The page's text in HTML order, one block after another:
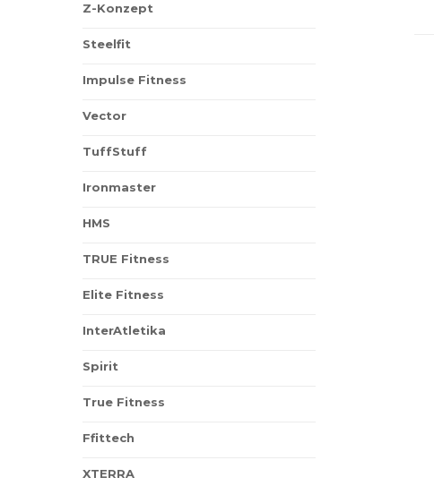
Z-Konzept
Steelfit
Impulse Fitness
Vector
TuffStuff
Ironmaster
HMS
TRUE Fitness
Elite Fitness
InterAtletika
Spirit
True Fitness
Ffittech
XTERRA